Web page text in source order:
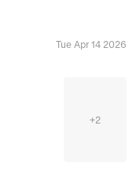
Tue Apr 14 2026
+2